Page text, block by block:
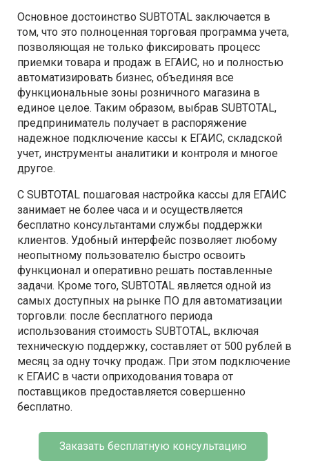
Основное достоинство SUBTOTAL заключается в
том, что это полноценная торговая программа учета,
позволяющая не только фиксировать процесс
приемки товара и продаж в ЕГАИС, но и полностью
автоматизировать бизнес, объединяя все
функциональные зоны розничного магазина в
единое целое. Таким образом, выбрав SUBTOTAL,
предприниматель получает в распоряжение
надежное подключение кассы к ЕГАИС, складской
учет, инструменты аналитики и контроля и многое
другое.
С SUBTOTAL пошаговая настройка кассы для ЕГАИС
занимает не более часа и и осуществляется
бесплатно консультантами службы поддержки
клиентов. Удобный интерфейс позволяет любому
неопытному пользователю быстро освоить
функционал и оперативно решать поставленные
задачи. Кроме того, SUBTOTAL является одной из
самых доступных на рынке ПО для автоматизации
торговли: после бесплатного периода
использования стоимость SUBTOTAL, включая
техническую поддержку, составляет от 500 рублей в
месяц за одну точку продаж. При этом подключение
к ЕГАИС в части оприходования товара от
поставщиков предоставляется совершенно
бесплатно.
Заказать бесплатную консультацию